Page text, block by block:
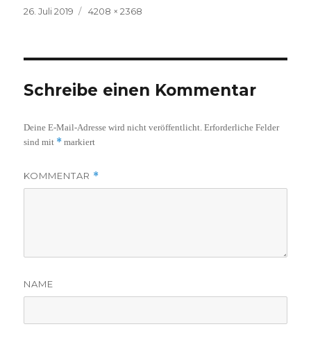
Veröffentlicht
26. Juli 2019
Volle
4208 × 2368
Schreibe einen Kommentar
Deine E-Mail-Adresse wird nicht veröffentlicht. Erforderliche Felder
sind mit * markiert
KOMMENTAR *
NAME